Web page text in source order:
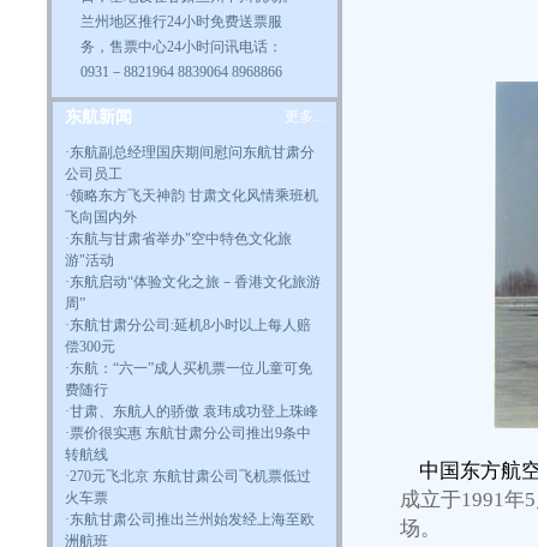
兰州地区推行24小时免费送票服
务，售票中心24小时问讯电话：
0931－8821964 8839064 8968866
东航新闻 更多...
·东航副总经理国庆期间慰问东航甘肃分
公司员工
·领略东方飞天神韵 甘肃文化风情乘班机
飞向国内外
·东航与甘肃省举办"空中特色文化旅
游"活动
·东航启动“体验文化之旅－香港文化旅游
周”
·东航甘肃分公司:延机8小时以上每人赔
偿300元
·东航：“六一”成人买机票一位儿童可免
费随行
·甘肃、东航人的骄傲 袁玮成功登上珠峰
·票价很实惠 东航甘肃分公司推出9条中
转航线
·270元飞北京 东航甘肃公司飞机票低过
火车票
·东航甘肃公司推出兰州始发经上海至欧
洲航班
中国东方航
成立于1991年
场。